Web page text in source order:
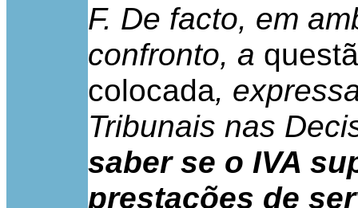
F. De facto, em
confronto, a
colocada,
Tribunais nas
saber se o IVA
prestações de